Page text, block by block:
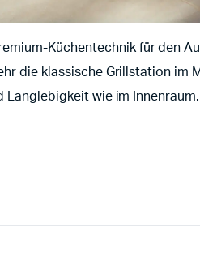
Küchentechnik für den
die klassische Grillstation im
Langlebigkeit wie im